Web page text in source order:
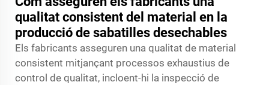
qualitat consistent del material en la
producció de sabatilles desechables
Els fabricants asseguren una qualitat de material
consistent mitjançant processos exhaustius de
control de qualitat, incloent-hi la inspecció de